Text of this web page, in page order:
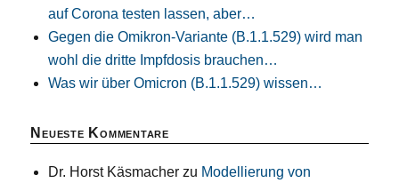
auf Corona testen lassen, aber…
Gegen die Omikron-Variante (B.1.1.529) wird man
wohl die dritte Impfdosis brauchen…
Was wir über Omicron (B.1.1.529) wissen…
Neueste Kommentare
Dr. Horst Käsmacher zu Modellierung von